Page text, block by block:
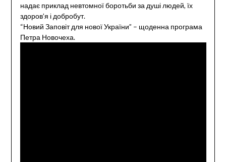
надає приклад невтомної боротьби за душі людей, їх
здоров’я і добробут.
“Новий Заповіт для нової України” – щоденна програма
Петра Новочеха.